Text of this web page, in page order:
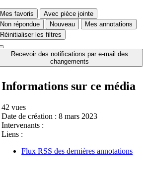
Mes favoris
Avec pièce jointe
Non répondue
Nouveau
Mes annotations
Réinitialiser les filtres
Recevoir des notifications par e-mail des
changements
Informations sur ce média
42 vues
Date de création : 8 mars 2023
Intervenants :
Liens :
Flux RSS des dernières annotations